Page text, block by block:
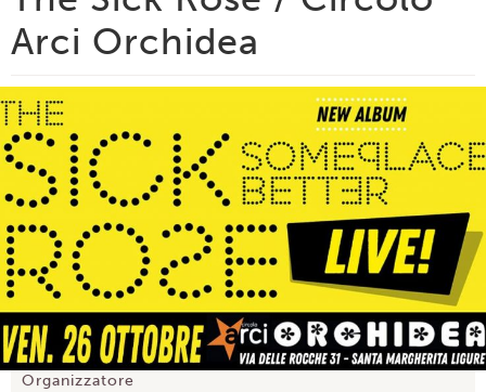
Arci Orchidea
Organizzatore